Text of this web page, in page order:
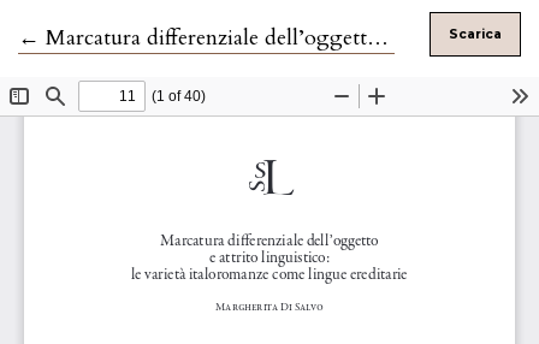
← Ritorna ai dettagli dell'articolo
Marcatura differenziale dell’oggetto e attrito linguistico Scarica